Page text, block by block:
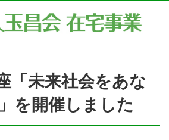
「未来社会をあな
を開催しました